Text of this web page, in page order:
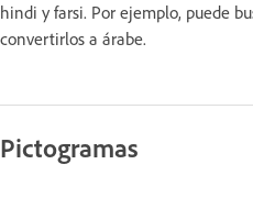
hindi y farsi. Por ejemplo, puede
convertirlos a árabe.
Pictogramas